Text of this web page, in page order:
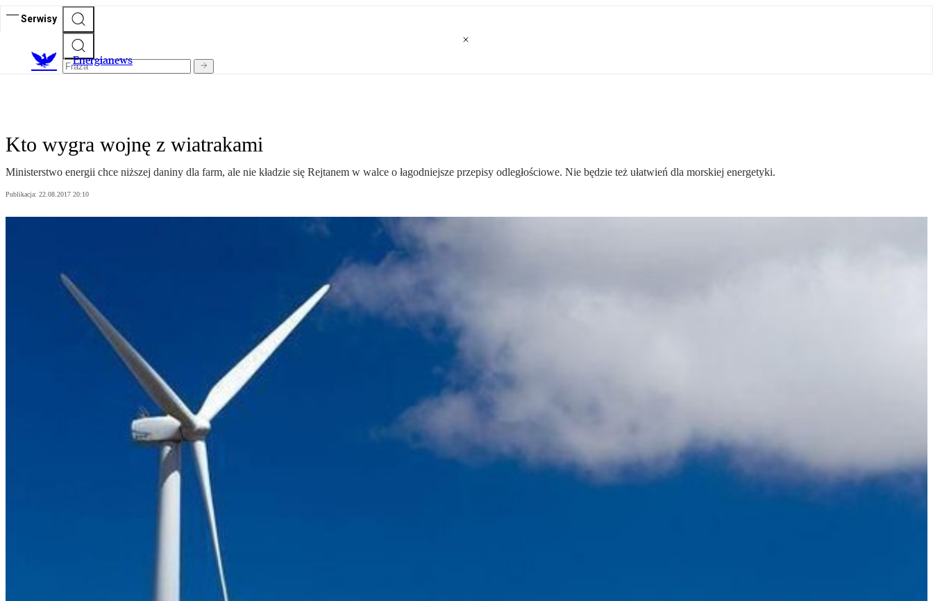
Serwisy
Energianews
Kto wygra wojnę z wiatrakami
Ministerstwo energii chce niższej daniny dla farm, ale nie kładzie się Rejtanem w walce o łagodniejsze przepisy odległościowe. Nie będzie też ułatwień dla morskiej energetyki.
Publikacja: 22.08.2017 20:10